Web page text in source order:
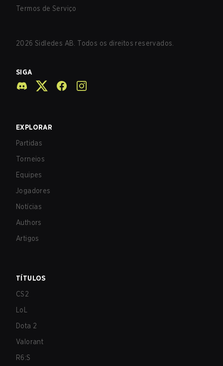
Termos de Serviço
2026 Sidledes AB. Todos os direitos reservados.
SIGA
EXPLORAR
Partidas
Torneios
Equipes
Jogadores
Notícias
Authors
Artigos
TÍTULOS
CS2
LoL
Dota 2
Valorant
R6:S